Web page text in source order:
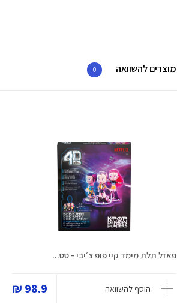
מוצרים להשוואה 0
פאזל תלת מימד קיי פופ צ׳יבי - סט...
הוסף להשוואה 98.9 ₪